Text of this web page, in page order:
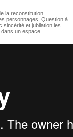
la reconstitution.
personnages. Question à
sincérité et jubilation les
dans un espace